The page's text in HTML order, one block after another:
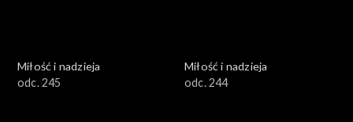
Miłość i nadzieja
odc. 245
Miłość i nadzieja
odc. 244